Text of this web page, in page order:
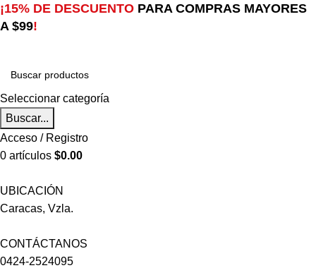
¡15% DE DESCUENTO PARA COMPRAS MAYORES
A $99!
Seleccionar categoría
Buscar...
Acceso / Registro
0 artículos $0.00
UBICACIÓN
Caracas, Vzla.
CONTÁCTANOS
0424-2524095